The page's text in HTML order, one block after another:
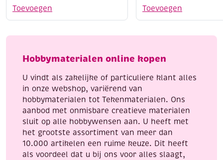
Toevoegen
do
-
flowers
Toevoegen
do
summer
aantal
Hobbymaterialen online kopen
U vindt als zakelijke of particuliere klant alles
in onze webshop, variërend van
hobbymaterialen tot Tekenmaterialen. Ons
aanbod met onmisbare creatieve materialen
sluit op alle hobbywensen aan. U heeft met
het grootste assortiment van meer dan
10.000 artikelen een ruime keuze. Dit heeft
als voordeel dat u bij ons voor alles slaagt,